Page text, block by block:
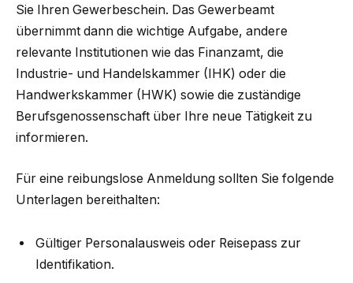
Sie Ihren Gewerbeschein. Das Gewerbeamt
übernimmt dann die wichtige Aufgabe, andere
relevante Institutionen wie das Finanzamt, die
Industrie- und Handelskammer (IHK) oder die
Handwerkskammer (HWK) sowie die zuständige
Berufsgenossenschaft über Ihre neue Tätigkeit zu
informieren.
Für eine reibungslose Anmeldung sollten Sie folgende
Unterlagen bereithalten:
Gültiger Personalausweis oder Reisepass zur
Identifikation.